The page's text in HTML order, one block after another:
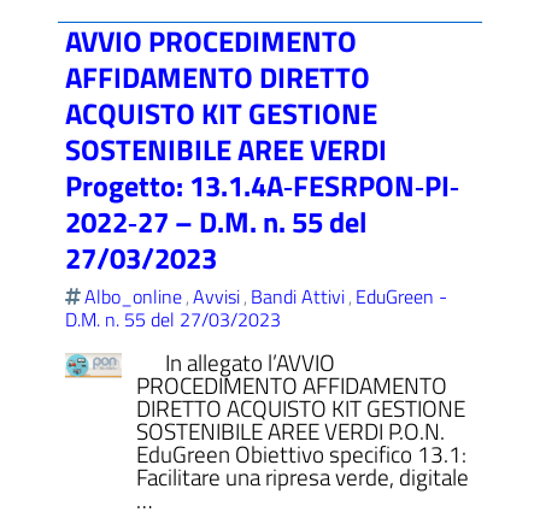
AVVIO PROCEDIMENTO
AFFIDAMENTO DIRETTO
ACQUISTO KIT GESTIONE
SOSTENIBILE AREE VERDI
Progetto: 13.1.4A‐FESRPON‐PI‐
2022‐27 – D.M. n. 55 del
27/03/2023
Albo_online,Avvisi, Bandi Attivi, EduGreen -
D.M. n. 55 del 27/03/2023
In allegato l’AVVIO
PROCEDIMENTO AFFIDAMENTO
DIRETTO ACQUISTO KIT GESTIONE
SOSTENIBILE AREE VERDI P.O.N.
EduGreen Obiettivo specifico 13.1:
Facilitare una ripresa verde, digitale
…